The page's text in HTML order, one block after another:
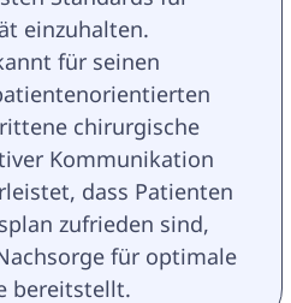
einzuhalten.
für seinen
chirurgische
Kommunikation
dass Patienten
zufrieden sind,
für optimale
bereitstellt.